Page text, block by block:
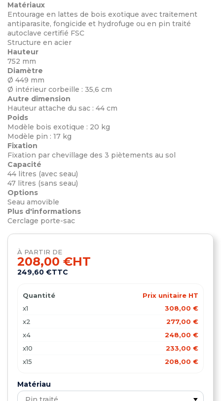
Matériaux
Entourage en lattes de bois exotique avec traitement
antiparasite, fongicide et hydrofuge ou en pin traité
autoclave certifié FSC
Structure en acier
Hauteur
752 mm
Diamètre
Ø 449 mm
Ø intérieur corbeille : 35,6 cm
Autre dimension
Hauteur attache du sac : 44 cm
Poids
Modèle bois exotique : 20 kg
Modèle pin : 17 kg
Fixation
Fixation par chevillage des 3 piètements au sol
Capacité
44 litres (avec seau)
47 litres (sans seau)
Options
Seau amovible
Plus d'informations
Cerclage porte-sac
À PARTIR DE
208,00 €HT
249,60 €TTC
Quantité
Prix unitaire HT
x1
308,00 €
x2
277,00 €
x4
248,00 €
x10
233,00 €
x15
208,00 €
Matériau